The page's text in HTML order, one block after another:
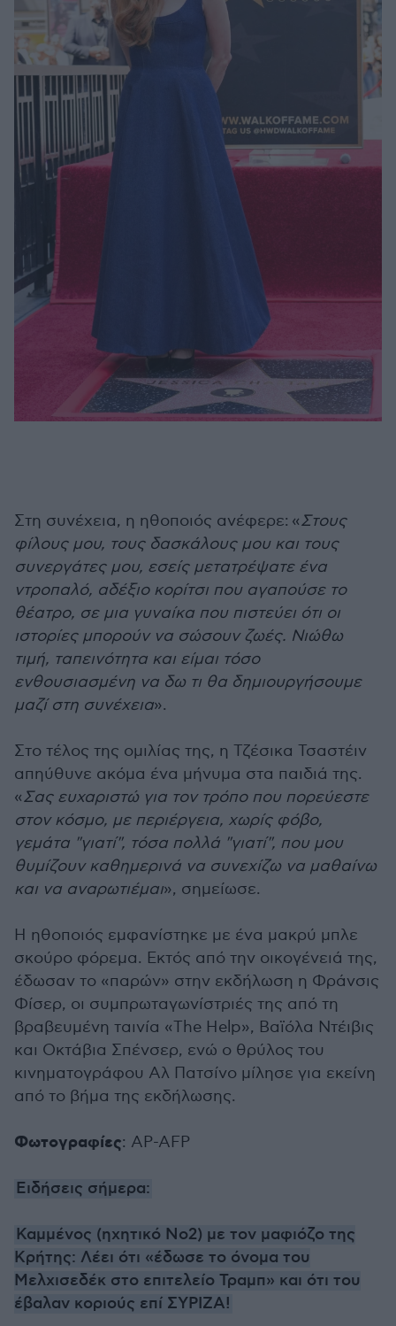
Στη συνέχεια, η ηθοποιός ανέφερε: «Στους
φίλους μου, τους δασκάλους μου και τους
συνεργάτες μου, εσείς μετατρέψατε ένα
ντροπαλό, αδέξιο κορίτσι που αγαπούσε το
θέατρο, σε μια γυναίκα που πιστεύει ότι οι
ιστορίες μπορούν να σώσουν ζωές. Νιώθω
τιμή, ταπεινότητα και είμαι τόσο
ενθουσιασμένη να δω τι θα δημιουργήσουμε
μαζί στη συνέχεια».
Στο τέλος της ομιλίας της, η Τζέσικα Τσαστέιν
απηύθυνε ακόμα ένα μήνυμα στα παιδιά της.
«Σας ευχαριστώ για τον τρόπο που πορεύεστε
στον κόσμο, με περιέργεια, χωρίς φόβο,
γεμάτα "γιατί", τόσα πολλά "γιατί", που μου
θυμίζουν καθημερινά να συνεχίζω να μαθαίνω
και να αναρωτιέμαι», σημείωσε.
Η ηθοποιός εμφανίστηκε με ένα μακρύ μπλε
σκούρο φόρεμα. Εκτός από την οικογένειά της,
έδωσαν το «παρών» στην εκδήλωση η Φράνσις
Φίσερ, οι συμπρωταγωνίστριές της από τη
βραβευμένη ταινία «The Help», Βαϊόλα Ντέιβις
και Οκτάβια Σπένσερ, ενώ ο θρύλος του
κινηματογράφου Αλ Πατσίνο μίλησε για εκείνη
από το βήμα της εκδήλωσης.
Φωτογραφίες: AP-AFP
Ειδήσεις σήμερα:
Καμμένος (ηχητικό Νο2) με τον μαφιόζο της
Κρήτης: Λέει ότι «έδωσε το όνομα του
Μελχισεδέκ στο επιτελείο Τραμπ» και ότι του
έβαλαν κοριούς επί ΣΥΡΙΖΑ!